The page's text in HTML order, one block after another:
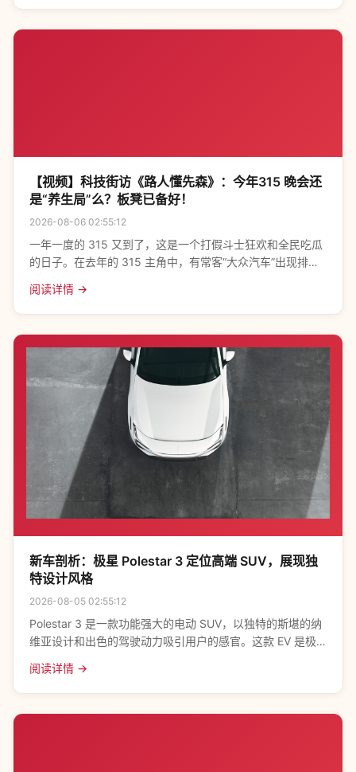
【视频】科技街访《路人懂先森》：今年315 晚会还
是“养生局”么？板凳已备好！
2026-08-06 02:55:12
一年一度的 315 又到了，这是一个打假斗士狂欢和全民吃瓜
的日子。在去年的 315 主角中，有常客“大众汽车”出现排水
“核桃花生”饮料让人难以分辨。
阅读详情 →
新车剖析：极星 Polestar 3 定位高端 SUV，展现独
特设计风格
2026-08-05 02:55:12
Polestar 3 是一款功能强大的电动 SUV，以独特的斯堪的纳
维亚设计和出色的驾驶动力吸引用户的感官。这款 EV 是极
当大的远程电池续航和充足
阅读详情 →